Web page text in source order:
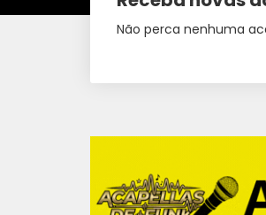
Não perca nenhuma